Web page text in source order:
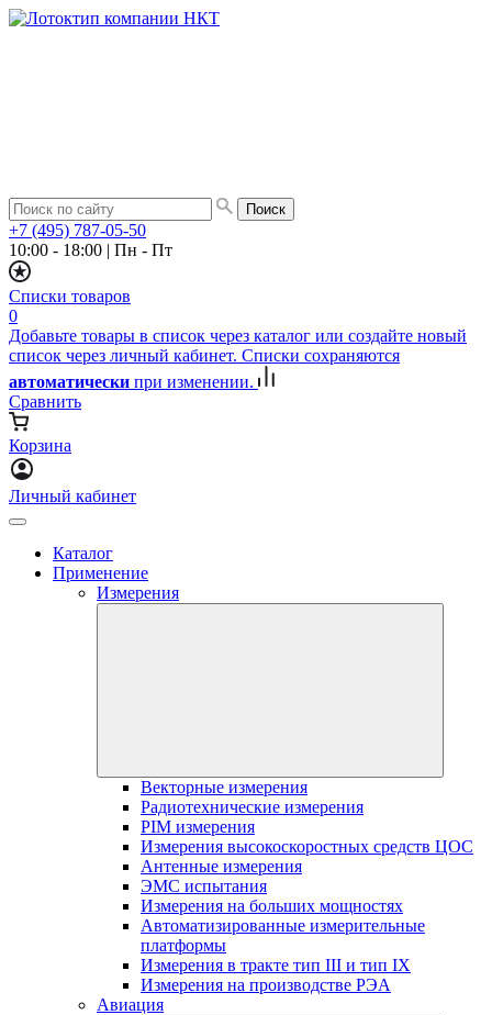
+7 (495) 787-05-50
10:00 - 18:00 | Пн - Пт
Списки товаров
0
Добавьте товары в список через каталог или создайте новый
список через личный кабинет. Списки сохраняются
автоматически при изменении.
Сравнить
Корзина
Личный кабинет
Каталог
Применение
Измерения
Векторные измерения
Радиотехнические измерения
PIM измерения
Измерения высокоскоростных средств ЦОС
Антенные измерения
ЭМС испытания
Измерения на больших мощностях
Автоматизированные измерительные
платформы
Измерения в тракте тип III и тип IX
Измерения на производстве РЭА
Авиация